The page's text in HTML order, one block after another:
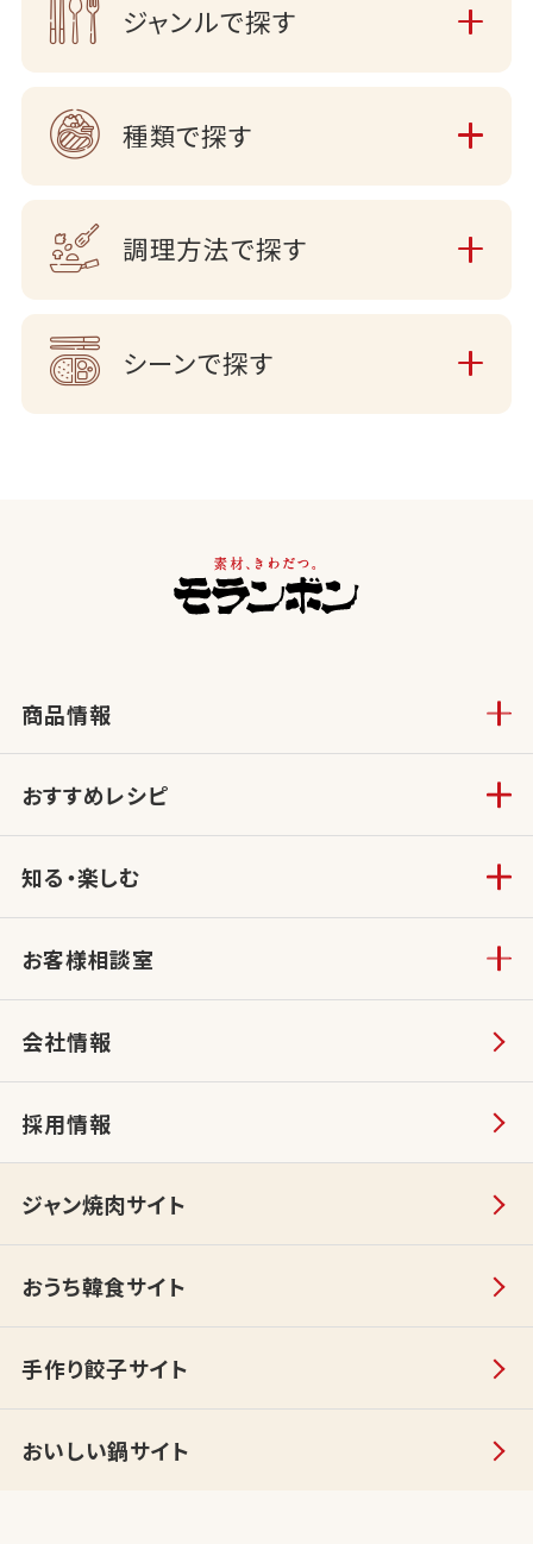
ジャンルで探す
種類で探す
調理方法で探す
シーンで探す
商品情報
おすすめレシピ
知る・楽しむ
お客様相談室
会社情報
採用情報
ジャン焼肉サイト
おうち韓食サイト
手作り餃子サイト
おいしい鍋サイト